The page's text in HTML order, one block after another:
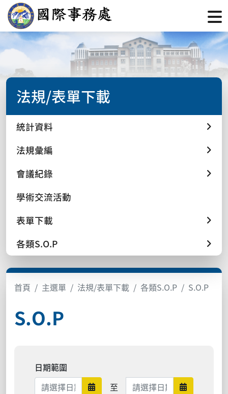
法規/表單下載
統計資料
法規彙編
會議紀錄
學術交流活動
表單下載
各類S.O.P
首頁 主選單 法規/表單下載 各類S.O.P S.O.P
S.O.P
日期範圍
日期範圍開始
至 日期範圍結束 日期範圍